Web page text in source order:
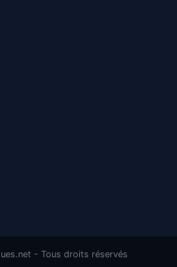
- Tous droits réservés